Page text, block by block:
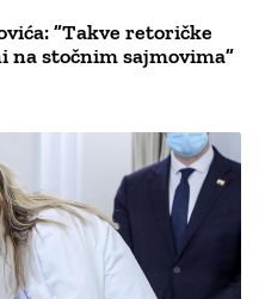
”Takve retoričke
na stočnim sajmovima”